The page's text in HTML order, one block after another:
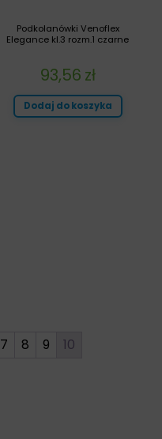
Podkolanówki Venoflex
Elegance kl.3 rozm.1 czarne
93,56 zł
Dodaj do koszyka
7 8 9 10